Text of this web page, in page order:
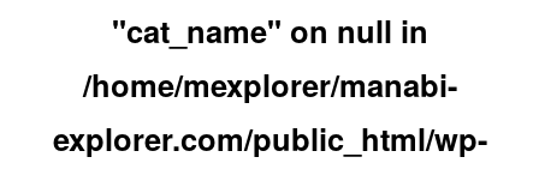
"cat_name" on null in
/home/mexplorer/manabi-
explorer.com/public_html/wp-